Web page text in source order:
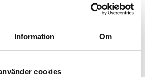
Information Om
cookies
en hälsosam hjärtfunktion.
stor käke som ger den ett
att plocka upp och tugga fodret.
För att tillgodose alla katters